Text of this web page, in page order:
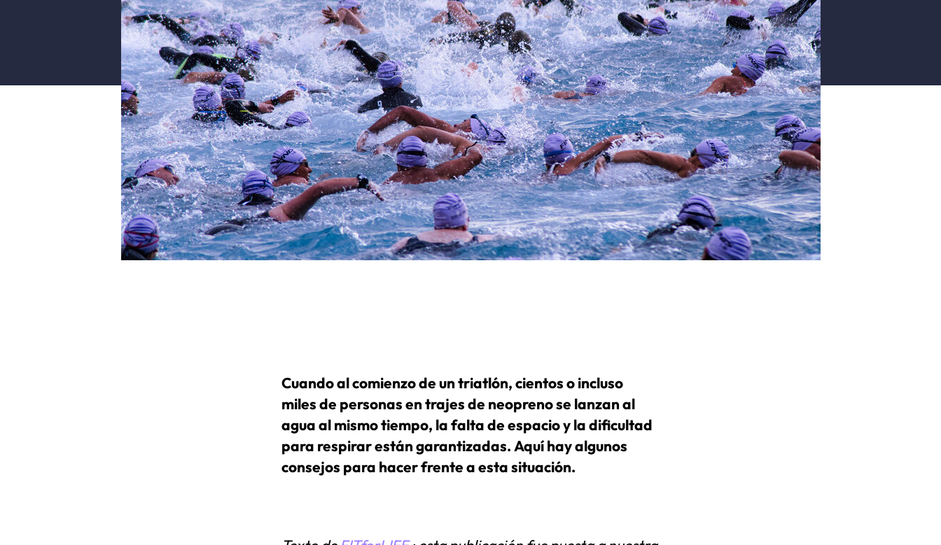
Cuando al comienzo de un triatlón, cientos o incluso
miles de personas en trajes de neopreno se lanzan al
agua al mismo tiempo, la falta de espacio y la dificultad
para respirar están garantizadas. Aquí hay algunos
consejos para hacer frente a esta situación.